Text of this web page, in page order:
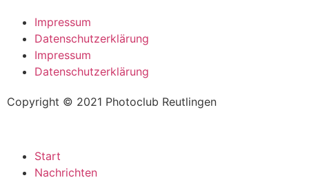
Impressum
Datenschutzerklärung
Impressum
Datenschutzerklärung
Copyright © 2021 Photoclub Reutlingen
Start
Nachrichten